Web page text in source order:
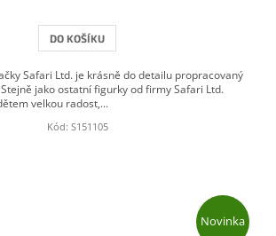
DO KOŠÍKU
Safari Ltd. je krásně do detailu propracovaný
jako ostatní figurky od firmy Safari Ltd.
velkou radost,...
Kód: S151105
Novinka